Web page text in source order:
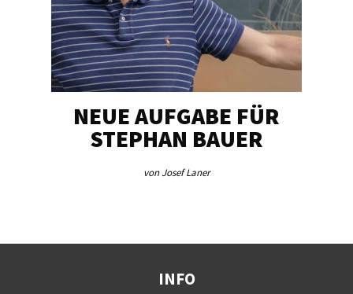
NEUE AUFGABE FÜR
STEPHAN BAUER
von Josef Laner
INFO